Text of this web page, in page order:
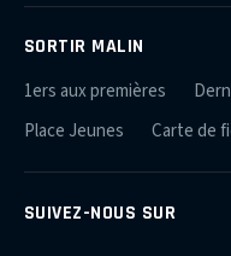
SORTIR MALIN
1ers aux premières
Place Jeunes
Carte de
SUIVEZ-NOUS SUR